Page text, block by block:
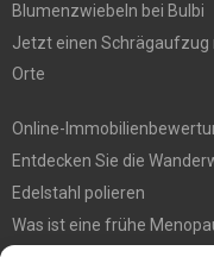
Blumenzwiebeln bei Bulbi
Jetzt einen Schrägaufzug
Orte
Online-
Entdecken Sie die
Edelstahl polieren
Was ist eine frühe